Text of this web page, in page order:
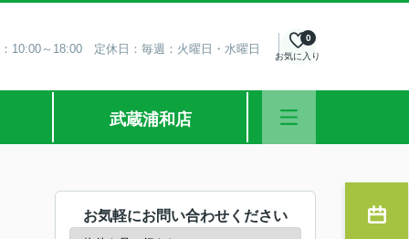
10:00～18:00 定休日：毎週：火曜日・水曜日 お気に入り
0
武蔵浦和店
お気軽にお問い合わせください